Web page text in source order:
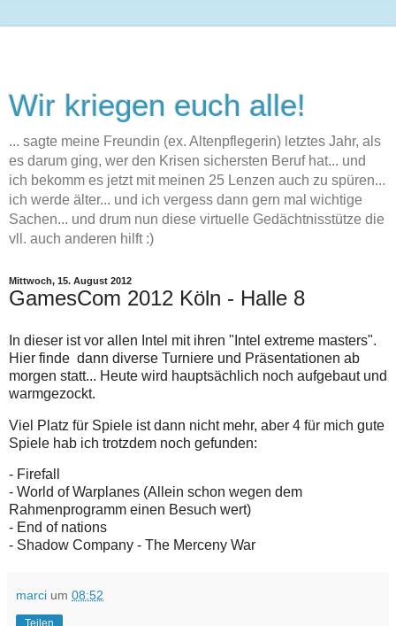
Wir kriegen euch alle!
... sagte meine Freundin (ex. Altenpflegerin) letztes Jahr, als
es darum ging, wer den Krisen sichersten Beruf hat... und
ich bekomm es jetzt mit meinen 25 Lenzen auch zu spüren...
ich werde älter... und ich vergess dann gern mal wichtige
Sachen... und drum nun diese virtuelle Gedächtnisstütze die
vll. auch anderen hilft :)
Mittwoch, 15. August 2012
GamesCom 2012 Köln - Halle 8
In dieser ist vor allen Intel mit ihren "Intel extreme masters".
Hier finde dann diverse Turniere und Präsentationen ab
morgen statt... Heute wird hauptsächlich noch aufgebaut und
warmgezockt.
Viel Platz für Spiele ist dann nicht mehr, aber 4 für mich gute
Spiele hab ich trotzdem noch gefunden:
- Firefall
- World of Warplanes (Allein schon wegen dem
Rahmenprogramm einen Besuch wert)
- End of nations
- Shadow Company - The Merceny War
marci um 08:52